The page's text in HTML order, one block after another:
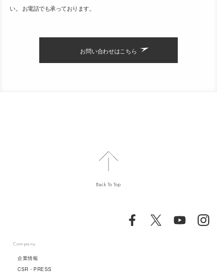
い。 お電話でも承っております。
お問い合わせはこちら
Back To Top
Company
企業情報
CSR・PRESS